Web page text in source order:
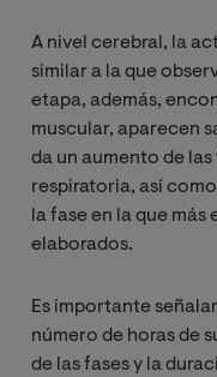
A nivel cerebral, la
similar a la que
etapa, además,
muscular, aparecen
da un aumento de
respiratoria, así
la fase en la que
elaborados.
Es importante
número de horas de
de las fases y la